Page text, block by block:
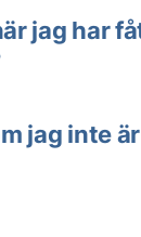
jag har
jag inte